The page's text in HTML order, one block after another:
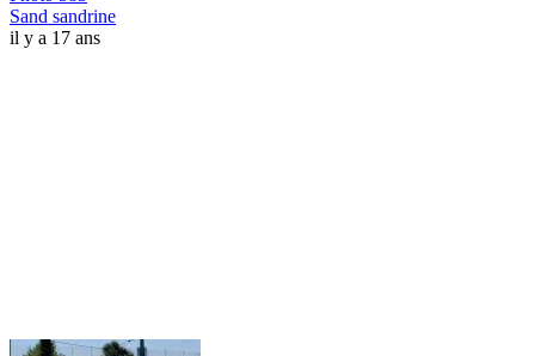
Sand sandrine
il y a 17 ans